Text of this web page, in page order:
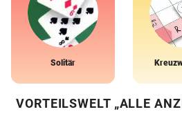
Solitär
VORTEILSWELT „ALLE